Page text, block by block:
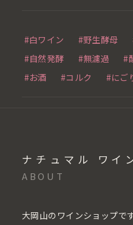
#白ワイン #野生酵母
#自然発酵
#無濾過
#
#お酒
#コルク #にご
ナチュマル ワイ
ABOUT
大岡山のワインショップです